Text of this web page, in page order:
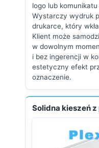
logo lub
Wystarczy wydruk
drukarce, który
Klient może
w dowolnym
i bez ingerencji w
estetyczny efekt
oznaczenie.
Solidna kieszeń z